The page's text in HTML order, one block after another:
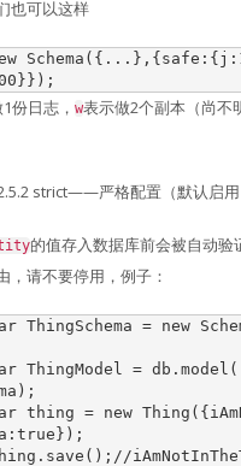
也可以这样
Schema ({...},{ safe :{ j :
}});
份日志， w表示做2个副本（尚不
strict——严格配置（默认启用
的值存入数据库前会被自动验
，请不要停用，例子：
ThingSchema = new
ThingModel = db . model (
);
thing = new Thing ({
: true });
thing
. save (); //